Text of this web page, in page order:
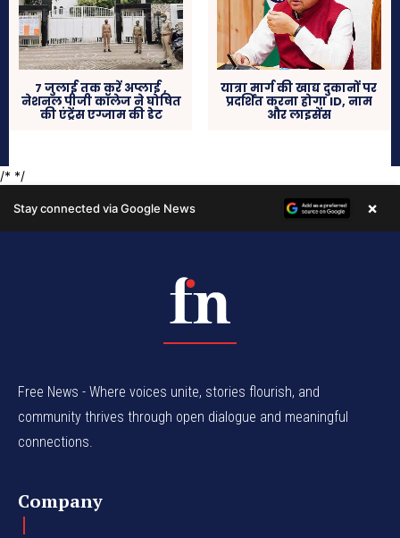
Free News - Where voices unite, stories flourish, and
community thrives through open dialogue and meaningful
connections.
Company